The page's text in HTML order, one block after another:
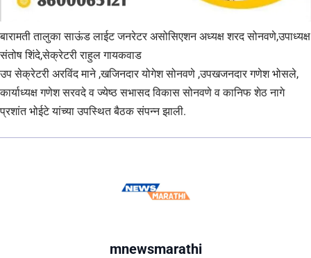
बारामती तालुका साऊंड लाईट जनरेटर असोसिएशन अध्यक्ष शरद सोनवणे,उपाध्यक्ष
संतोष शिंदे,सेक्रेटरी राहुल गायकवाड
उप सेक्रेटरी अरविंद माने ,खजिनदार योगेश सोनवणे ,उपखजनदार गणेश भोसले,
कार्याध्यक्ष गणेश सरवदे व ज्येष्ठ सभासद विकास सोनवणे व कानिफ शेठ नागे
प्रशांत भोईटे यांच्या उपस्थित बैठक संपन्न झाली.
mnewsmarathi